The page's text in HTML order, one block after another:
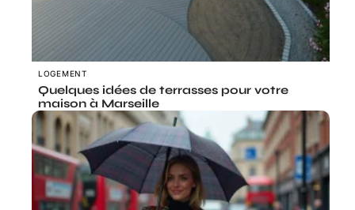
LOGEMENT
Quelques idées de terrasses pour votre
maison à Marseille